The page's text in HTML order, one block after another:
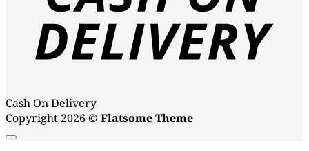
Cash On Delivery
Copyright 2026 © Flatsome Theme